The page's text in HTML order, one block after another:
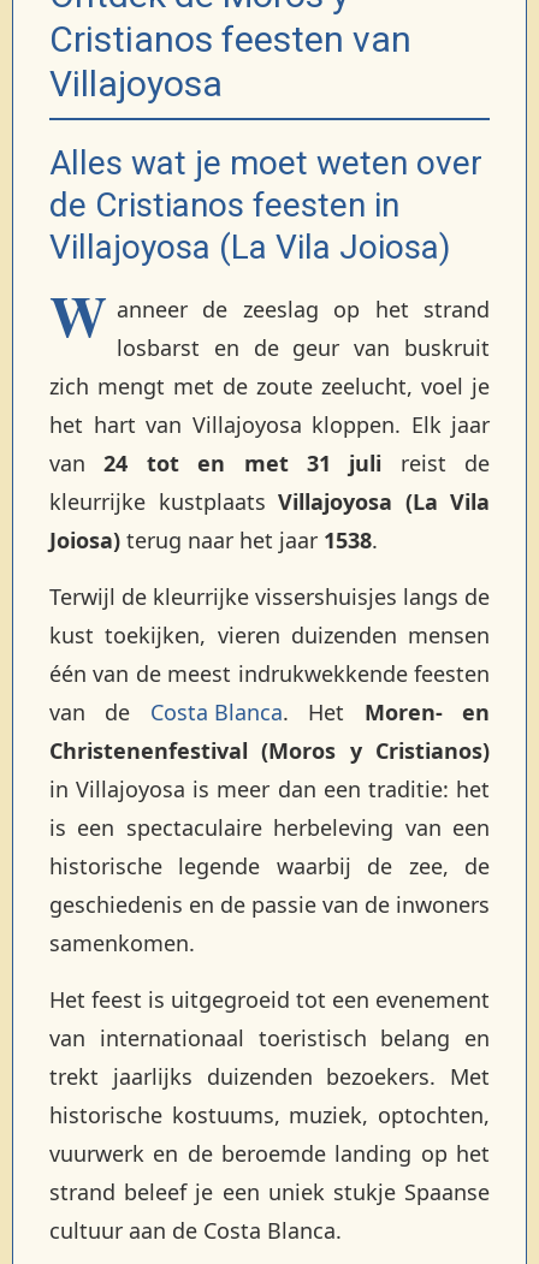
Cristianos feesten van
Villajoyosa
Alles wat je moet weten over
de Cristianos feesten in
Villajoyosa (La Vila Joiosa)
W anneer de zeeslag op het strand
losbarst en de geur van buskruit
zich mengt met de zoute zeelucht, voel je
het hart van Villajoyosa kloppen. Elk jaar
van24 tot en met 31 juli reist de
kleurrijke kustplaats Villajoyosa (La Vila
Joiosa) terug naar het jaar 1538.
Terwijl de kleurrijke vissershuisjes langs de
kust toekijken, vieren duizenden mensen
één van de meest indrukwekkende feesten
van de Costa Blanca. Het Moren- en
Christenenfestival (Moros y Cristianos)
in Villajoyosa is meer dan een traditie: het
is een spectaculaire herbeleving van een
historische legende waarbij de zee, de
geschiedenis en de passie van de inwoners
samenkomen.
Het feest is uitgegroeid tot een evenement
van internationaal toeristisch belang en
trekt jaarlijks duizenden bezoekers. Met
historische kostuums, muziek, optochten,
vuurwerk en de beroemde landing op het
strand beleef je een uniek stukje Spaanse
cultuur aan de Costa Blanca.